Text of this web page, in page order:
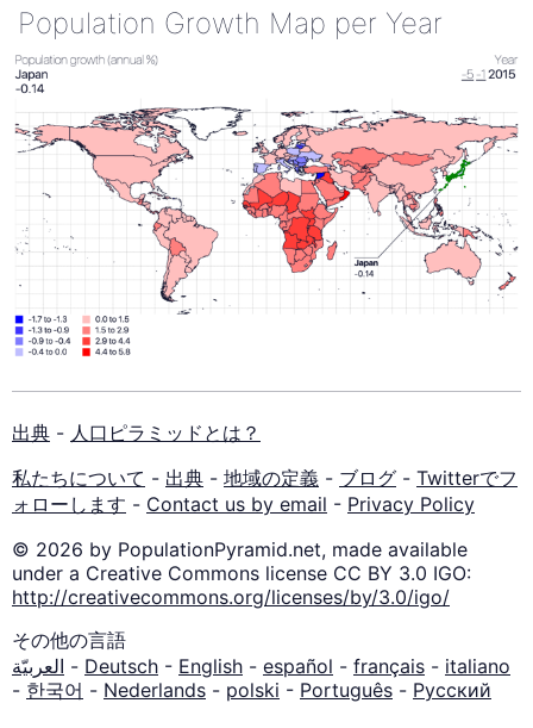
Population Growth Map per Year
出典 - 人口ピラミッドとは？
私たちについて - 出典 - 地域の定義 - ブログ - Twitterでフ
ォローします - Contact us by email - Privacy Policy
© 2026 by PopulationPyramid.net, made available
under a Creative Commons license CC BY 3.0 IGO:
http://creativecommons.org/licenses/by/3.0/igo/
その他の言語
العربيّة - Deutsch - English - español - français - italiano
- 한국어 - Nederlands - polski - Português - Русский